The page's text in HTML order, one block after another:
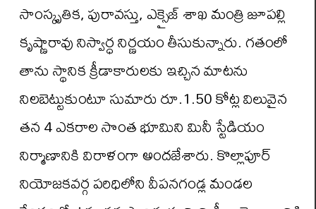
సాంస్కృతిక, పురావ‌స్తు, ఎక్సైజ్ శాఖ మంత్రి జూప‌ల్లి
కృష్ణారావు నిస్వార్ధ నిర్ణ‌యం తీసుకున్నారు. గతంలో
తాను స్థానిక క్రీడాకారులకు ఇచ్చిన మాటను
నిలబెట్టుకుంటూ సుమారు రూ.1.50 కోట్ల విలువైన
తన 4 ఎకరాల సొంత భూమిని మినీ స్టేడియం
నిర్మాణానికి విరాళంగా అందజేశారు. కొల్లాపూర్
నియోజకవర్గ పరిధిలోని వీపనగండ్ల మండల